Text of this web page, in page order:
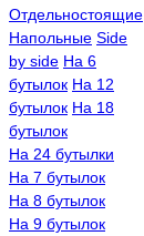
Отдельностоящие
Напольные Side
by side На 6
бутылок На 12
бутылок На 18
бутылок
На 24 бутылки
На 7 бутылок
На 8 бутылок
На 9 бутылок